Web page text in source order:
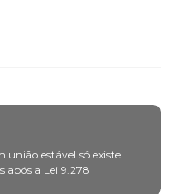
união estável só existe
após a Lei 9.278